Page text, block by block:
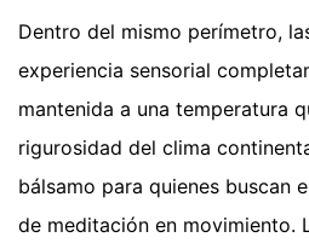
Dentro del mismo perímetro,
experiencia sensorial
mantenida a una temperatura
rigurosidad del clima
bálsamo para quienes buscan
de meditación en movimiento.